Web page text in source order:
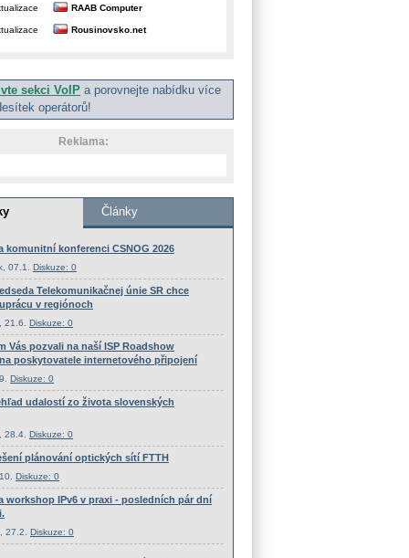
RAAB Computer
Rousinovsko.net
sekci VoIP a porovnejte nabídku více
operátorů!
Reklama: